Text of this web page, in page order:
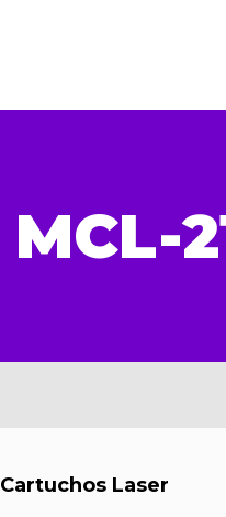
MCL-
Cartuchos Laser